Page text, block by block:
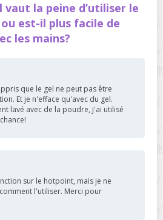
vaut la peine d’utiliser le
est-il plus facile de
les mains?
que le gel ne peut pas être
Et je n'efface qu'avec du gel.
lavé avec de la poudre, j'ai utilisé
sur le hotpoint, mais je ne
l'utiliser. Merci pour